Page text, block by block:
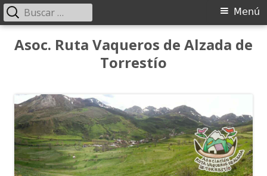
Asoc. Ruta Vaqueros de Alzada de
Torrestío
Menú
principal
Menú
Buscar: